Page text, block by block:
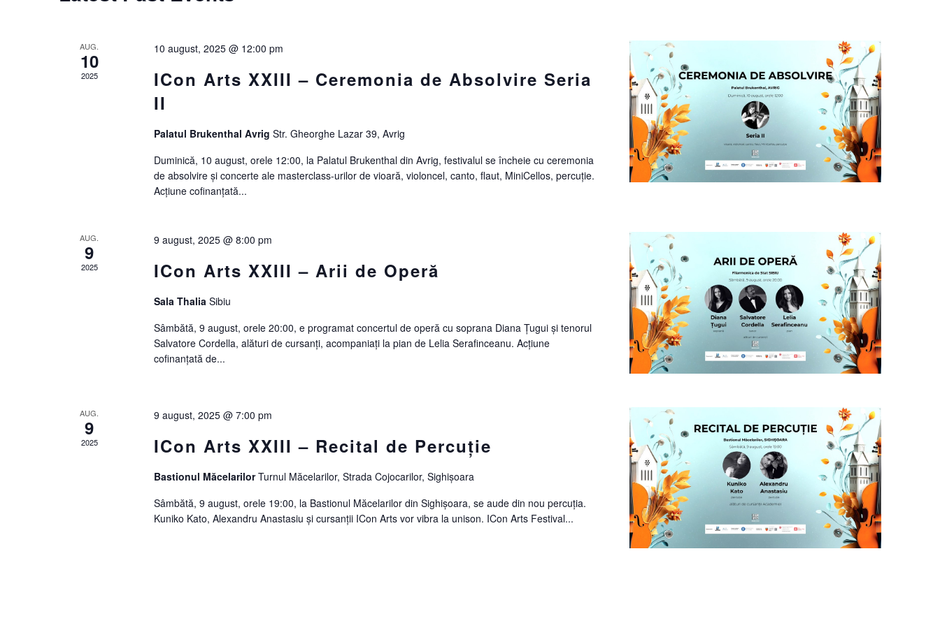
AUG.
10
2025
10 august, 2025 @ 12:00 pm
ICon Arts XXIII – Ceremonia de Absolvire Seria
II
Palatul Brukenthal Avrig Str. Gheorghe Lazar 39, Avrig
Duminică, 10 august, orele 12:00, la Palatul Brukenthal din Avrig, festivalul se încheie cu ceremonia
de absolvire și concerte ale masterclass-urilor de vioară, violoncel, canto, flaut, MiniCellos, percuție.
Acțiune cofinanțată...
AUG.
9
2025
9 august, 2025 @ 8:00 pm
ICon Arts XXIII – Arii de Operă
Sala Thalia Sibiu
Sâmbătă, 9 august, orele 20:00, e programat concertul de operă cu soprana Diana Țugui și tenorul
Salvatore Cordella, alături de cursanți, acompaniați la pian de Lelia Serafinceanu. Acțiune
cofinanțată de...
AUG.
9
2025
9 august, 2025 @ 7:00 pm
ICon Arts XXIII – Recital de Percuție
Bastionul MăcelarilorTurnul Măcelarilor, Strada Cojocarilor, Sighișoara
Sâmbătă, 9 august, orele 19:00, la Bastionul Măcelarilor din Sighișoara, se aude din nou percuția.
Kuniko Kato, Alexandru Anastasiu și cursanții ICon Arts vor vibra la unison. ICon Arts Festival...